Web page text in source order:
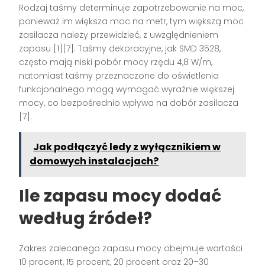
Rodzaj taśmy determinuje zapotrzebowanie na moc,
ponieważ im większa moc na metr, tym większą moc
zasilacza należy przewidzieć, z uwzględnieniem
zapasu [1][7]. Taśmy dekoracyjne, jak SMD 3528,
często mają niski pobór mocy rzędu 4,8 W/m,
natomiast taśmy przeznaczone do oświetlenia
funkcjonalnego mogą wymagać wyraźnie większej
mocy, co bezpośrednio wpływa na dobór zasilacza
[7].
Jak podłączyć ledy z wyłącznikiem w
domowych instalacjach?
Ile zapasu mocy dodać
według źródeł?
Zakres zalecanego zapasu mocy obejmuje wartości
10 procent, 15 procent, 20 procent oraz 20–30